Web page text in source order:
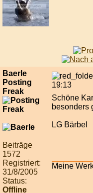
Baerle
Posting
Freak
Beiträge
1572
Registriert:
31/8/2005
Status:
Offline
19:13
Schöne
besonders
LG Bärbel
Meine